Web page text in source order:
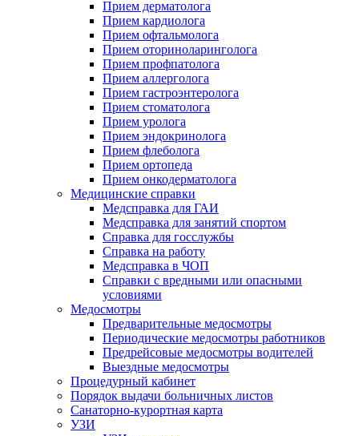
Прием дерматолога
Прием кардиолога
Прием офтальмолога
Прием оториноларинголога
Прием профпатолога
Прием аллерголога
Прием гастроэнтеролога
Прием стоматолога
Прием уролога
Прием эндокринолога
Прием флеболога
Прием ортопеда
Прием онкодерматолога
Медицинские справки
Медсправка для ГАИ
Медсправка для занятий спортом
Справка для госслужбы
Справка на работу
Медсправка в ЧОП
Справки с вредными или опасными
условиями
Медосмотры
Предварительные медосмотры
Периодические медосмотры работников
Предрейсовые медосмотры водителей
Выездные медосмотры
Процедурный кабинет
Порядок выдачи больничных листов
Санаторно-курортная карта
УЗИ